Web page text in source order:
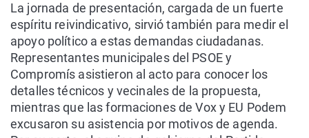
La jornada de presentación, cargada de un fuerte
espíritu reivindicativo, sirvió también para medir el
apoyo político a estas demandas ciudadanas.
Representantes municipales del PSOE y
Compromís asistieron al acto para conocer los
detalles técnicos y vecinales de la propuesta,
mientras que las formaciones de Vox y EU Podem
excusaron su asistencia por motivos de agenda.